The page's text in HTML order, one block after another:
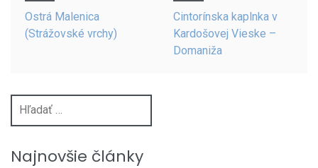
Ostrá Malenica
(Strážovské vrchy)
Cintorínska kaplnka v
Kardošovej Vieske –
Domaniža
Hľadať:
Najnovšie články